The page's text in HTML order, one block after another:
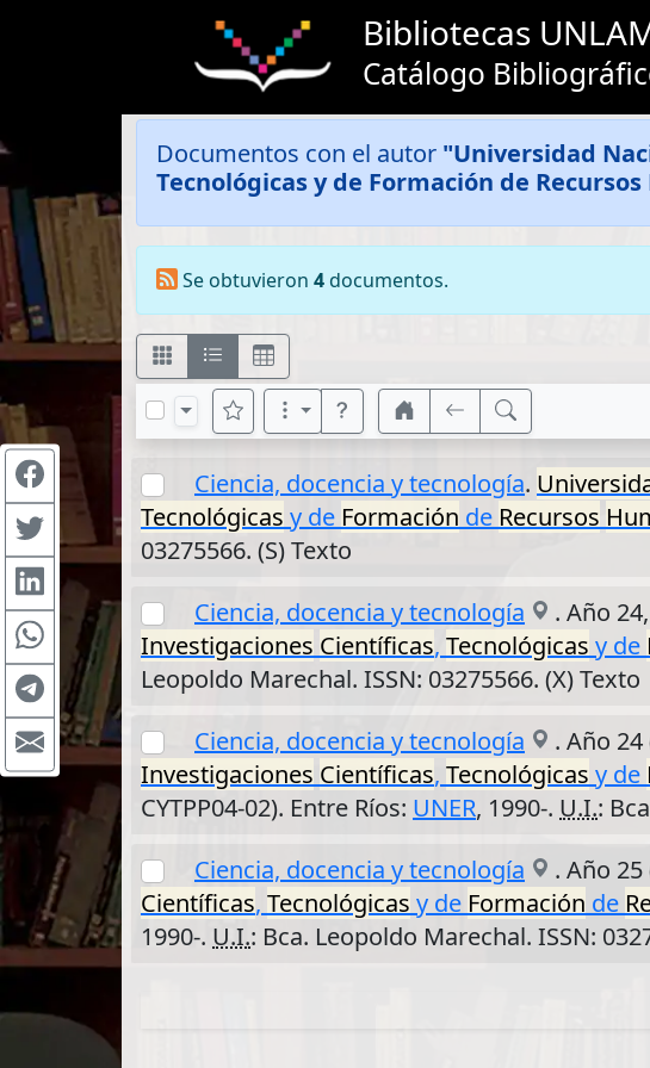
Bibliotecas
Catálogo
Documentos con el autor "Universidad
Tecnológicas y de Formación de
Se obtuvieron 4documentos.
Ciencia, docencia y tecnología.
Tecnológicas y de Formación de Recursos
03275566. (S) Texto
Ciencia, docencia y tecnología
. Año
Investigaciones Científicas, Tecnológicas y de
Leopoldo Marechal. ISSN: 03275566. (X) Texto
Ciencia, docencia y tecnología
. Año
Investigaciones Científicas, Tecnológicas y de
CYTPP04-02). Entre Ríos: UNER, 1990-. U.I.:
Ciencia, docencia y tecnología
. Año 25
Científicas, Tecnológicas y de Formación de
1990-. U.I.: Bca. Leopoldo Marechal. ISSN: